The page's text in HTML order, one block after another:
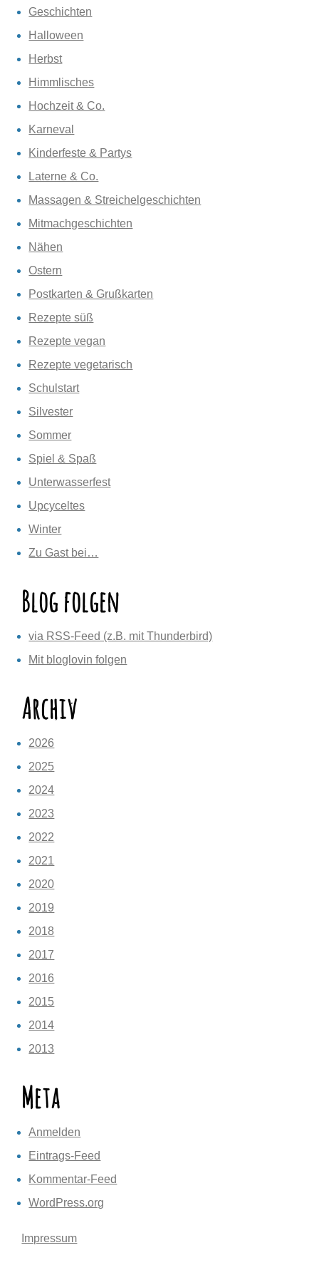
Geschichten
Halloween
Herbst
Himmlisches
Hochzeit & Co.
Karneval
Kinderfeste & Partys
Laterne & Co.
Massagen & Streichelgeschichten
Mitmachgeschichten
Nähen
Ostern
Postkarten & Grußkarten
Rezepte süß
Rezepte vegan
Rezepte vegetarisch
Schulstart
Silvester
Sommer
Spiel & Spaß
Unterwasserfest
Upcyceltes
Winter
Zu Gast bei…
Blog folgen
via RSS-Feed (z.B. mit Thunderbird)
Mit bloglovin folgen
Archiv
2026
2025
2024
2023
2022
2021
2020
2019
2018
2017
2016
2015
2014
2013
Meta
Anmelden
Eintrags-Feed
Kommentar-Feed
WordPress.org
Impressum